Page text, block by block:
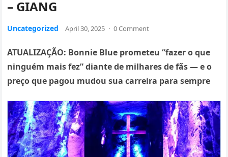
– GIANG
Uncategorized April 30, 2025 · 0 Comment
ATUALIZAÇÃO: Bonnie Blue prometeu “fazer o que
ninguém mais fez” diante de milhares de fãs — e o
preço que pagou mudou sua carreira para sempre